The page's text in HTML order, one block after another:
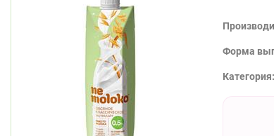
Форма
Категория: